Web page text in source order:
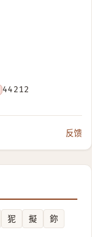
44212
反馈
狔 擬
鉨